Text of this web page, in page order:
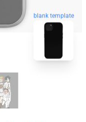
blank template